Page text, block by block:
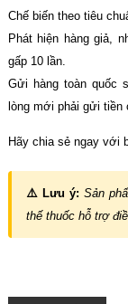
Chế biến theo tiêu
Phát hiện hàng giả,
gấp 10 lần.
Gửi hàng toàn quốc
lòng mới phải gửi tiền
Hãy chia sẻ ngay với
⚠️ Lưu ý: Sản
thế thuốc hỗ trợ